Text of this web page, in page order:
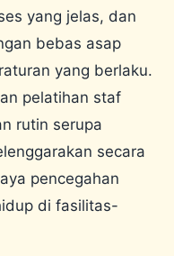
yang jelas, dan
bebas asap
yang berlaku.
pelatihan staf
rutin serupa
secara
pencegahan
di fasilitas-